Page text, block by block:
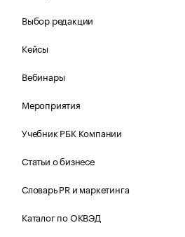
Выбор редакции
Кейсы
Вебинары
Мероприятия
Учебник РБК Компании
Статьи о бизнесе
Словарь PR и маркетинга
Каталог по ОКВЭД